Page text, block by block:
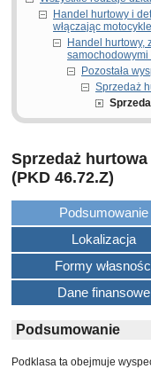
Handel hurtowy i
włączając
Handel hurtowy,
samochodowymi
Pozostała
Sprzedaż
Sprzedaż
(PKD 46.72.Z)
Podsumowanie
Lokalizacja
Formy
Dane finansowe
Podsumowanie
Podklasa ta obejmuje